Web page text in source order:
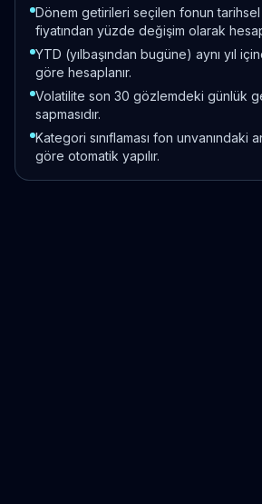
Dönem getirileri seçilen fonun
fiyatından yüzde değişim olarak
YTD (yılbaşından bugüne) aynı yıl
göre hesaplanır.
Volatilite son 30 gözlemdeki günlük
sapmasıdır.
Kategori sınıflaması fon unvanındaki
göre otomatik yapılır.